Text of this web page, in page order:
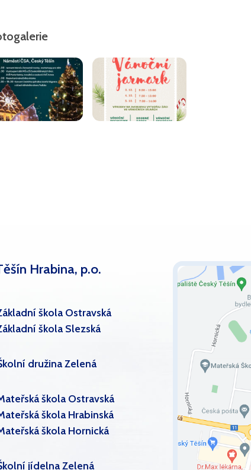
Hrabina, p.o.
škola Ostravská
škola Slezská
družina Zelená
škola Ostravská
škola Hrabinská
škola Hornická
jídelna Zelená